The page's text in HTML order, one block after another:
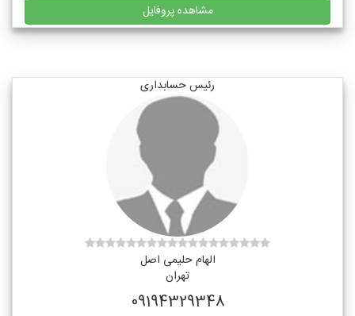
مشاهده پروفایل
رئیس حسابداری
الهام حلیمی اصل
تهران
09194329348